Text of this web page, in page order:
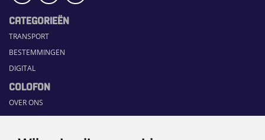
CATEGORIEËN
TRANSPORT
BESTEMMINGEN
DIGITAL
COLOFON
OVER ONS
COMMUNICATION PLATFORM